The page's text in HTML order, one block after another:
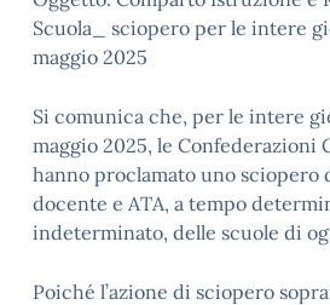
Scuola_ sciopero per le intere
maggio 2025
Si comunica che, per le intere
maggio 2025, le Confederazioni
hanno proclamato uno sciopero
docente e ATA, a tempo
indeterminato, delle scuole di
Poiché l’azione di sciopero